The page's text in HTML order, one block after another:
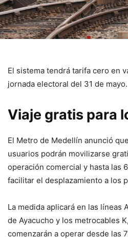
El sistema tendrá tarifa cero en
jornada electoral del 31 de mayo.
Viaje gratis para
El Metro de Medellín anunció
usuarios podrán movilizarse
operación comercial y hasta las
facilitar el desplazamiento a los
La medida aplicará en las líneas
de Ayacucho y los metrocables
comenzarán a operar desde las